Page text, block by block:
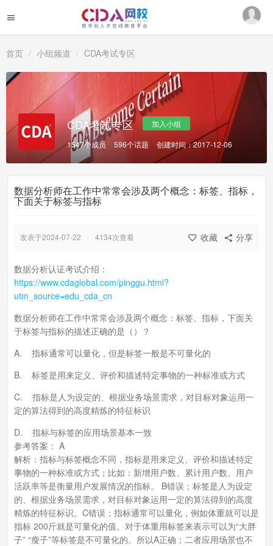
首页 小组频道 CDA考试专区
CDA考试专区
加入小组
1547个成员
596个话题 创建时间：2017-12-06
数据分析师在工作中常常会涉及两个概念：标签、指标，
下面关于标签与指标
分享
收藏
发表于2024-07-22 4134次查看
数据分析认证考试介绍：
https://www.cdaglobal.com/pinggu.html?
utm_source=edu_cda_cn
数据分析师在工作中常常会涉及两个概念：标签、指标，下面关
于标签与指标的描述正确的是（）？
A. 指标通常可以量化，但是标签一般是不可量化的
B. 标签是用来定义、评价和描述特定事物的一种标准或方式
C. 指标是人为设定的、根据业务场景需求，对目标对象运用一
定的算法得到的高度精炼的特征标识
D. 指标与标签的应用场景基本一致
参考答案： A
解析：指标与标签概念不同，指标是用来定义、评价和描述特定
事物的一种标准或方式；比如：新增用户数、累计用户数、用户
活跃率等是衡量用户发展情况的指标。 B错误；标签是人为设定
的、根据业务场景需求，对目标对象运用一定的算法得到的高度
精炼的特征标识。C错误；指标通常可以量化，例如体重就可以是
指标 200斤就是可量化的值。对于体重用标签来表示可以为“大胖
子” “瘦子”等标签是不可量化的。所以A正确；二者应用场景也不